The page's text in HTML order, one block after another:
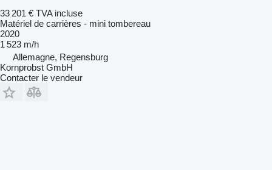
33 201 € TVA incluse
Matériel de carrières - mini tombereau
2020
1 523 m/h
Allemagne, Regensburg
Kornprobst GmbH
Contacter le vendeur